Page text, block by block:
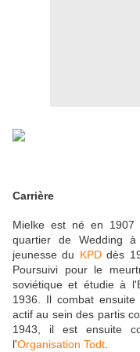
Carrière
Mielke est né en 1907
quartier de Wedding
jeunesse du KPDdès
Poursuivi pour le
soviétique et étudie à
1936. Il combat
actif au sein des partis
1943, il est ensuite
l'Organisation Todt.